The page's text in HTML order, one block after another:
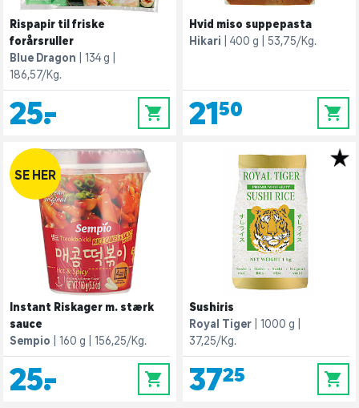
Rispapir til friske
forårsruller
Blue Dragon
134 g
186,57/Kg.
25,- 0
Hvid miso suppepasta
Hikari
400 g 53,75/Kg.
21,50 0
SE HER
Instant Riskager m. stærk
sauce
Sempio
160 g 156,25/Kg.
25,- 0
Sushiris
Royal Tiger
1000 g
37,25/Kg.
37,25 0